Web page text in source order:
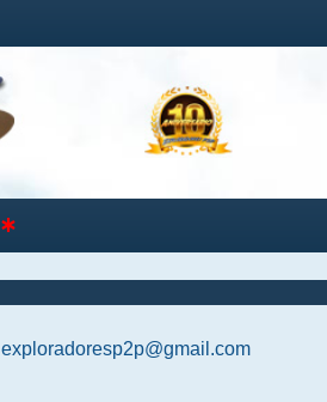
exploradoresp2p@gmail.com